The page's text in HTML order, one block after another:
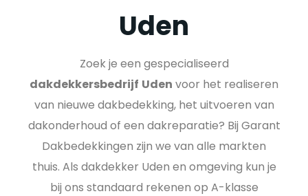
Uden
Zoek je een gespecialiseerd
dakdekkersbedrijf Uden voor het realiseren
van nieuwe dakbedekking, het uitvoeren van
dakonderhoud of een dakreparatie? Bij Garant
Dakbedekkingen zijn we van alle markten
thuis. Als dakdekker Uden en omgeving kun je
bij ons standaard rekenen op A-klasse